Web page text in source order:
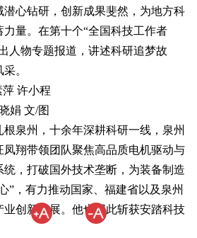
心钻研，创新成果斐然，为地方科
量。在第十个“全国科技工作者
人物专题报道，讲述科研追梦故
。
许小程
娟 文/图
根泉州，十余年深耕科研一线，泉州
翔带领团队聚焦高品质电机驱动与
，打破国外技术垄断，为装备制造
”，有力推动国家、福建省以及泉州
创新发展。他也因此斩获安踏科技